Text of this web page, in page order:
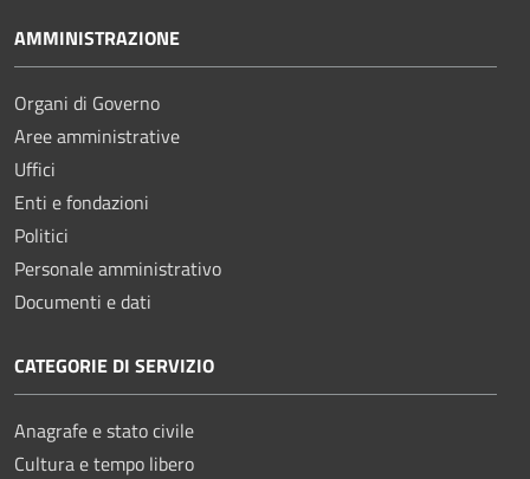
AMMINISTRAZIONE
Organi di Governo
Aree amministrative
Uffici
Enti e fondazioni
Politici
Personale amministrativo
Documenti e dati
CATEGORIE DI SERVIZIO
Anagrafe e stato civile
Cultura e tempo libero